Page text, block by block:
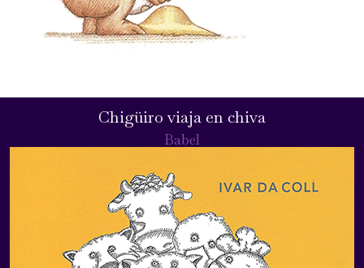
Chigüiro viaja en chiva
Babel